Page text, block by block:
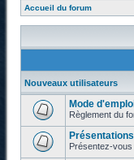
Accueil du forum
Nouveaux utilisateurs
Mode
Règlement du
Présentations
Présentez-